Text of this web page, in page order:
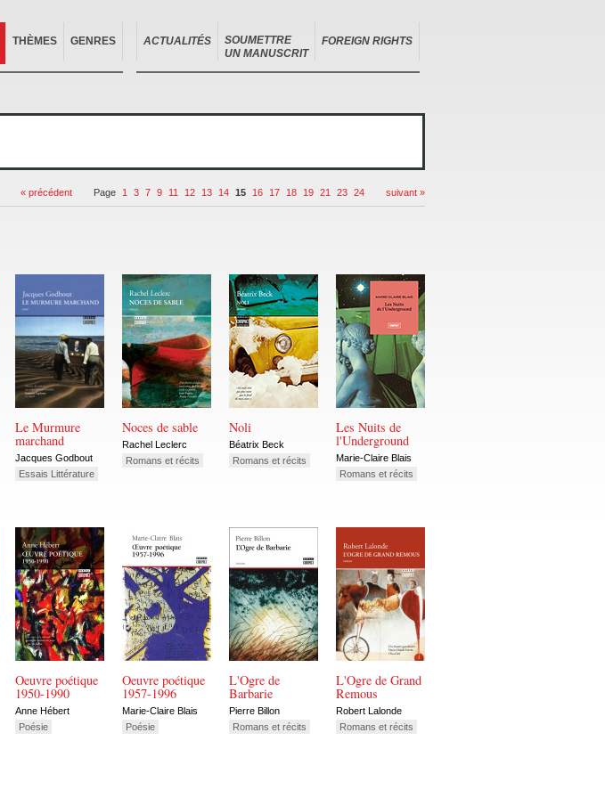
THÈMES GENRES ACTUALITÉS
SOUMETTRE
UN MANUSCRIT
FOREIGN RIGHTS
« précédent Page 1 3 7 9 11 12 13 14 15 16 17 18 19 21 23 24 suivant »
Le Murmure
marchand
Jacques Godbout
Essais Littérature
Noces de sable
Rachel Leclerc
Romans et récits
Noli
Béatrix Beck
Romans et récits
Les Nuits de
l'Underground
Marie-Claire Blais
Romans et récits
Oeuvre poétique
1950-1990
Anne Hébert
Poésie
Oeuvre poétique
1957-1996
Marie-Claire Blais
Poésie
L'Ogre de
Barbarie
Pierre Billon
Romans et récits
L'Ogre de Grand
Remous
Robert Lalonde
Romans et récits